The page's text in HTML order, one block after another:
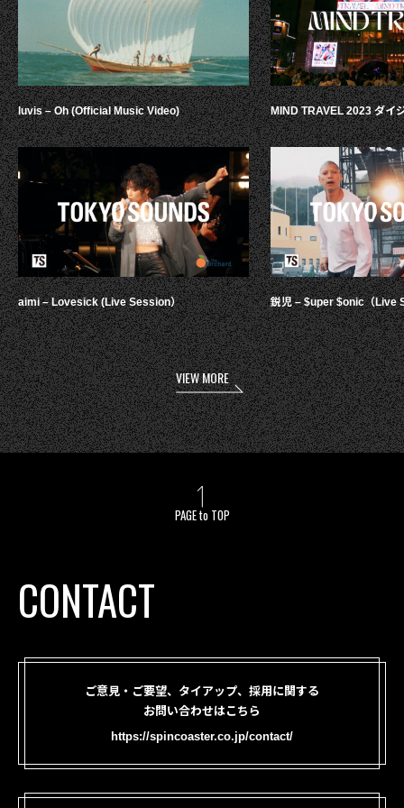
luvis – Oh (Official Music Video)
aimi – Lovesick (Live Session）
MIND TRAVEL 2023 ダイ
鋭児 – $uper $onic（Live
VIEW MORE
PAGE to TOP
CONTACT
ご意見・ご要望、タイアップ、採用に関する
お問い合わせはこちら
https://spincoaster.co.jp/contact/